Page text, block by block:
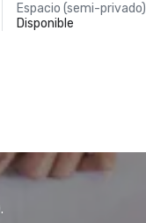
Espacio (semi-privado)
Disponible